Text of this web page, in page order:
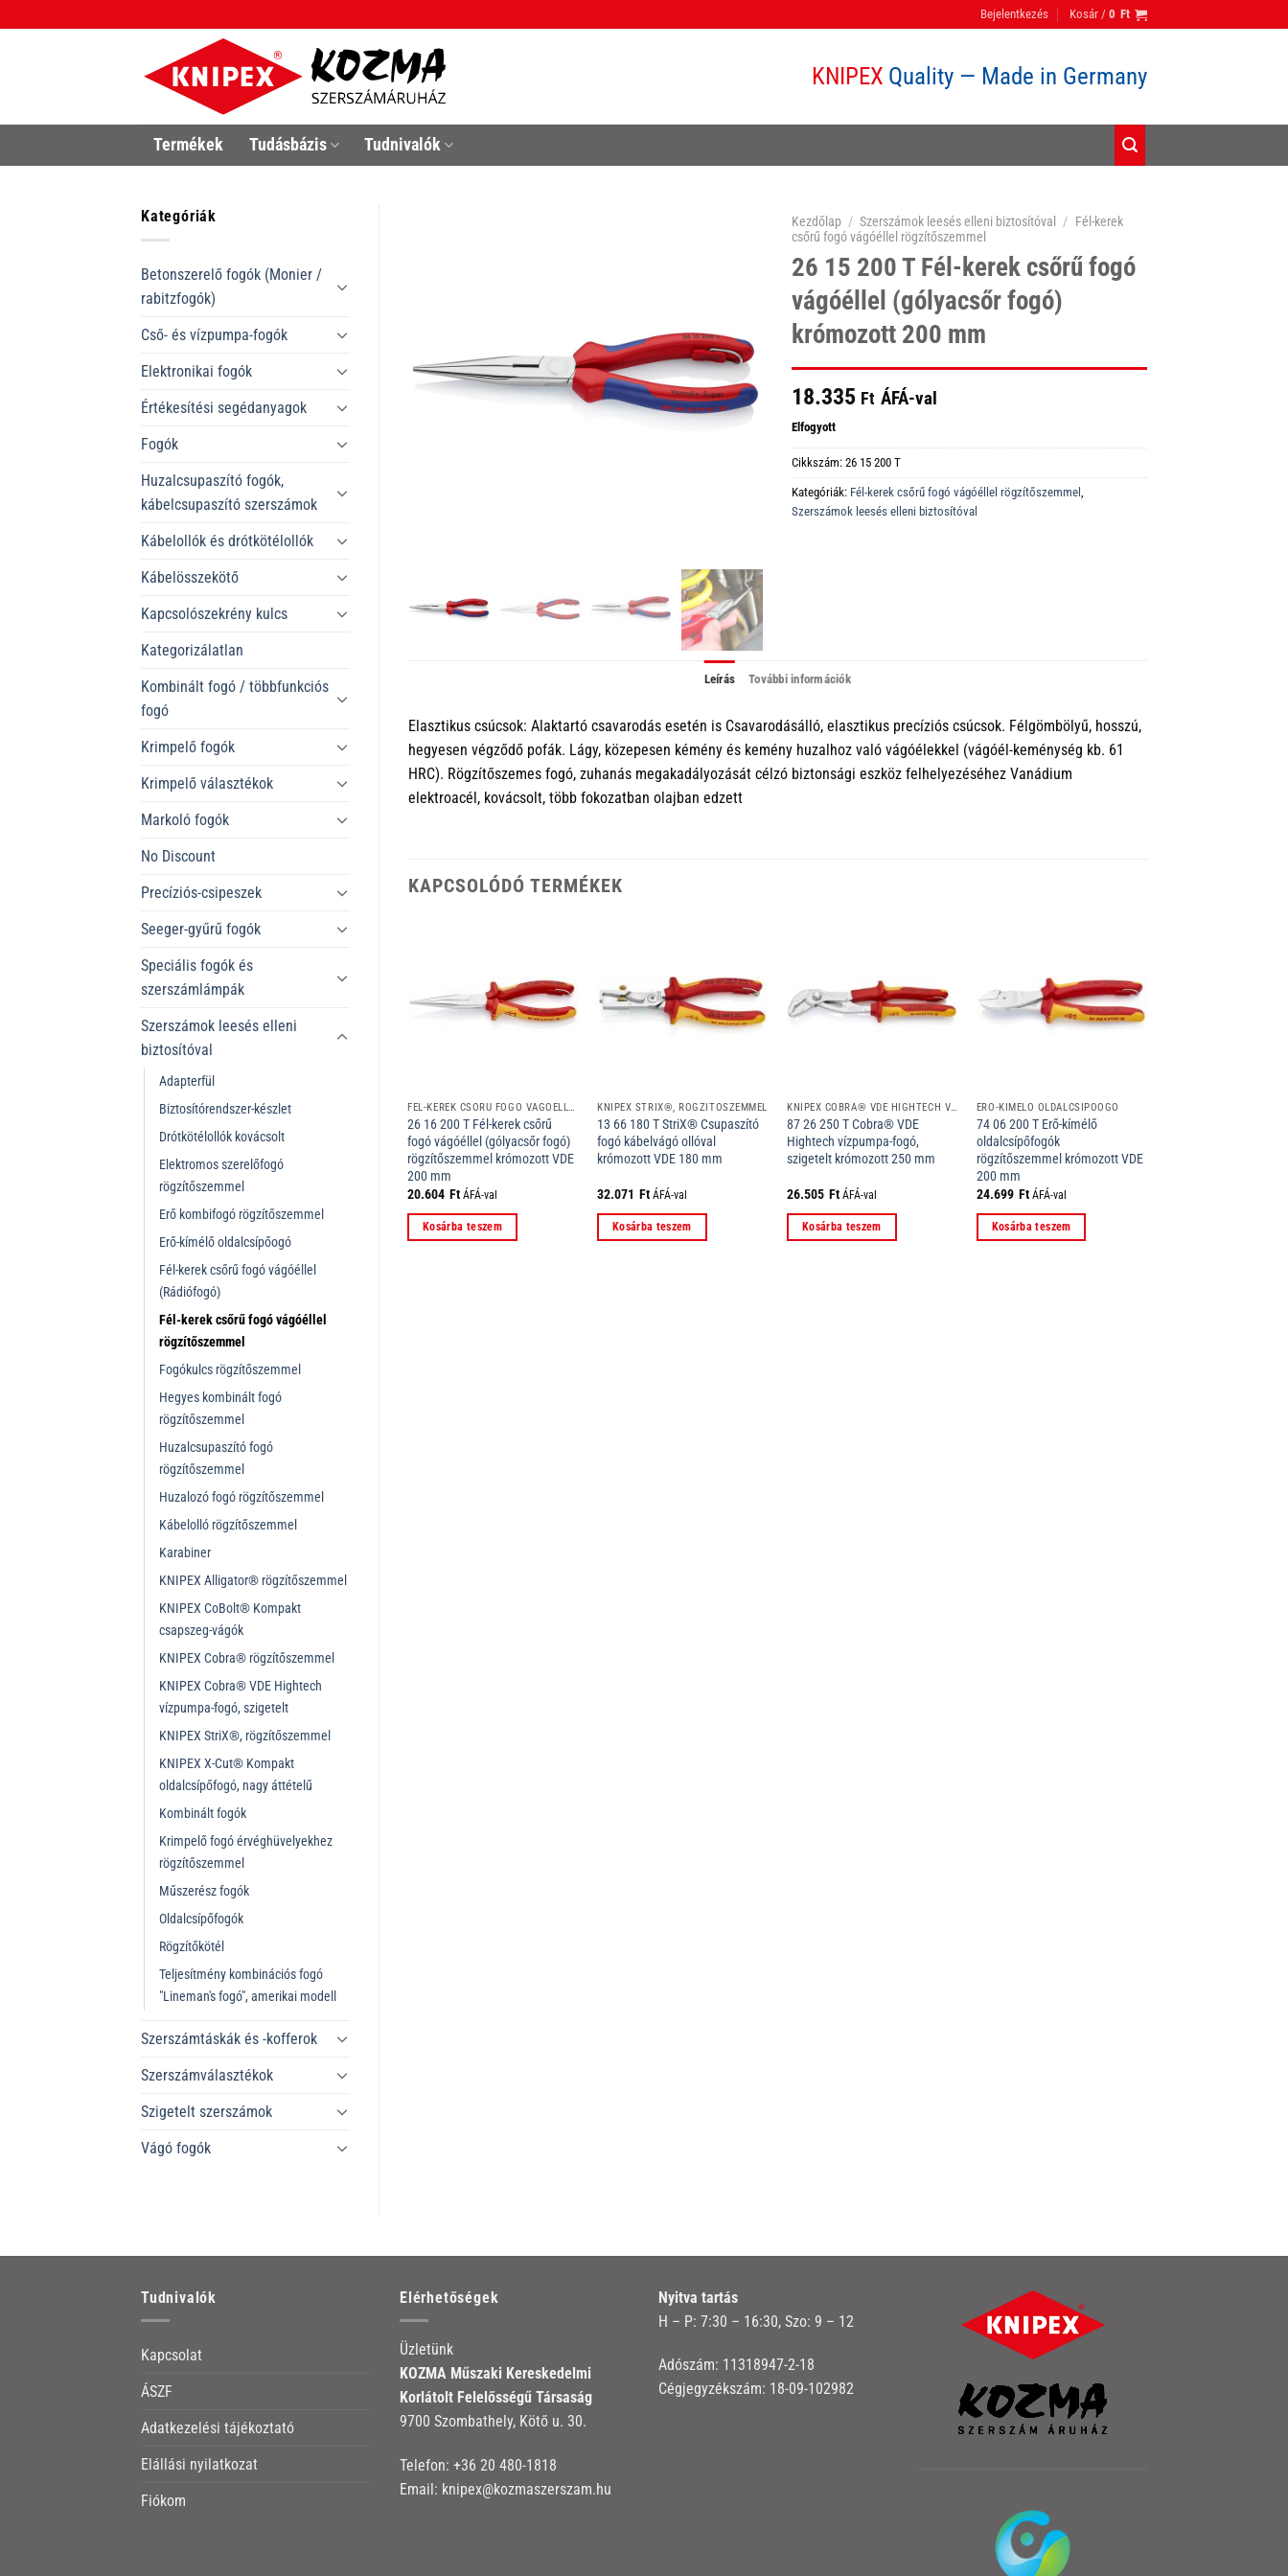
to
Bejelentkezés Kosár / 0 Ft
KNIPEX Quality — Made in Germany
Termékek Tudásbázis Tudnivalók
Kategóriák
Betonszerelő fogók (Monier /
rabitzfogók)
Cső- és vízpumpa-fogók
Elektronikai fogók
Értékesítési segédanyagok
Fogók
Huzalcsupaszító fogók,
kábelcsupaszító szerszámok
Kábelollók és drótkötélollók
Kábelösszekötő
Kapcsolószekrény kulcs
Kategorizálatlan
Kombinált fogó / többfunkciós
fogó
Krimpelő fogók
Krimpelő választékok
Markoló fogók
No Discount
Precíziós-csipeszek
Seeger-gyűrű fogók
Speciális fogók és
szerszámlámpák
Szerszámok leesés elleni
biztosítóval
Adapterfül
Biztosítórendszer-készlet
Drótkötélollók kovácsolt
Elektromos szerelőfogó
rögzítőszemmel
Erő kombifogó rögzítőszemmel
Erő-kímélő oldalcsípőogó
Fél-kerek csőrű fogó vágóéllel
(Rádiófogó)
Fél-kerek csőrű fogó vágóéllel
rögzítőszemmel
Fogókulcs rögzítőszemmel
Hegyes kombinált fogó
rögzítőszemmel
Huzalcsupaszító fogó
rögzítőszemmel
Huzalozó fogó rögzítőszemmel
Kábelolló rögzítőszemmel
Karabiner
KNIPEX Alligator® rögzítőszemmel
KNIPEX CoBolt® Kompakt
csapszeg-vágók
KNIPEX Cobra® rögzítőszemmel
KNIPEX Cobra® VDE Hightech
vízpumpa-fogó, szigetelt
KNIPEX StriX®, rögzítőszemmel
KNIPEX X-Cut® Kompakt
oldalcsípőfogó, nagy áttételű
Kombinált fogók
Krimpelő fogó érvéghüvelyekhez
rögzítőszemmel
Műszerész fogók
Oldalcsípőfogók
Rögzítőkötél
Teljesítmény kombinációs fogó
"Lineman's fogó", amerikai modell
Szerszámtáskák és -kofferok
Szerszámválasztékok
Szigetelt szerszámok
Vágó fogók
Kezdőlap / Szerszámok leesés elleni biztosítóval / Fél-kerek
csőrű fogó vágóéllel rögzítőszemmel
26 15 200 T Fél-kerek csőrű fogó
vágóéllel (gólyacsőr fogó)
krómozott 200 mm
18.335 Ft ÁFÁ-val
Elfogyott
Cikkszám:26 15 200 T
Kategóriák: Fél-kerek csőrű fogó vágóéllel rögzítőszemmel
Szerszámok leesés elleni biztosítóval
Leírás További információk
Elasztikus csúcsok: Alaktartó csavarodás esetén is Csavarodásálló, elasztikus precíziós csúcsok. Félgömbölyű, hosszú,
hegyesen végződő pofák. Lágy, közepesen kémény és kemény huzalhoz való vágóélekkel (vágóél-keménység kb. 61
HRC). Rögzítőszemes fogó, zuhanás megakadályozását célzó biztonsági eszköz felhelyezéséhez Vanádium
elektroacél, kovácsolt, több fokozatban olajban edzett
KAPCSOLÓDÓ TERMÉKEK
FÉL-KEREK CSŐRŰ FOGÓ VÁGÓÉLLEL RÖGZÍTŐSZEMMEL
26 16 200 T Fél-kerek csőrű
fogó vágóéllel (gólyacsőr fogó)
rögzítőszemmel krómozott VDE
200 mm
20.604 Ft ÁFÁ-val
Kosárba teszem
KNIPEX STRIX®, RÖGZÍTŐSZEMMEL
13 66 180 T StriX® Csupaszító
fogó kábelvágó ollóval
krómozott VDE 180 mm
32.071 Ft ÁFÁ-val
Kosárba teszem
KNIPEX COBRA® VDE HIGHTECH VÍZPUMPA-FOGÓ, SZIGETELT
87 26 250 T Cobra® VDE
Hightech vízpumpa-fogó,
szigetelt krómozott 250 mm
26.505 Ft ÁFÁ-val
Kosárba teszem
ERŐ-KÍMÉLŐ OLDALCSÍPŐOGÓ
74 06 200 T Erő-kímélő
oldalcsípőfogók
rögzítőszemmel krómozott VDE
200 mm
24.699 Ft ÁFÁ-val
Kosárba teszem
szerelőfogó rögzítőszemmel
krómozott VDE 200 mm
33.730
Kosárba teszem
Tudnivalók
Kapcsolat
ÁSZF
Adatkezelési tájékoztató
Elállási nyilatkozat
Fiókom
Elérhetőségek
Üzletünk
KOZMA Műszaki Kereskedelmi
Korlátolt Felelősségű Társaság
9700 Szombathely, Kötő u. 30.
Telefon: +36 20 480-1818
Email: knipex@kozmaszerszam.hu
Nyitva tartás
H – P: 7:30 – 16:30, Szo: 9 – 12
Adószám: 11318947-2-18
Cégjegyzékszám: 18-09-102982